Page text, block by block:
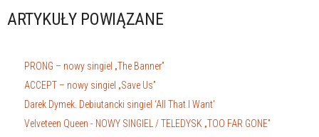
ARTYKUŁY POWIĄZANE
PRONG – nowy singiel „The Banner”
ACCEPT – nowy singiel „Save Us”
Darek Dymek. Debiutancki singiel ‘All That I Want’
Velveteen Queen - NOWY SINGIEL / TELEDYSK „TOO FAR GONE”